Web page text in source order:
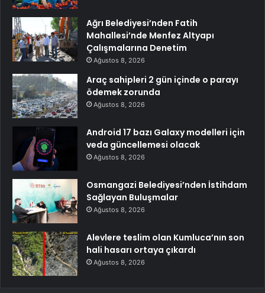
Ağrı Belediyesi’nden Fatih
Mahallesi’nde Menfez Altyapı
Çalışmalarına Denetim
Ağustos 8, 2026
Araç sahipleri 2 gün içinde o parayı
ödemek zorunda
Ağustos 8, 2026
Android 17 bazı Galaxy modelleri için
veda güncellemesi olacak
Ağustos 8, 2026
Osmangazi Belediyesi’nden İstihdam
Sağlayan Buluşmalar
Ağustos 8, 2026
Alevlere teslim olan Kumluca’nın son
hali hasarı ortaya çıkardı
Ağustos 8, 2026